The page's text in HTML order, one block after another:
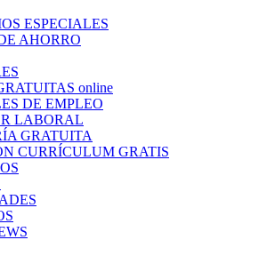
ESPECIALES
AHORRO
online
DE EMPLEO
LABORAL
GRATUITA
CURRÍCULUM GRATIS